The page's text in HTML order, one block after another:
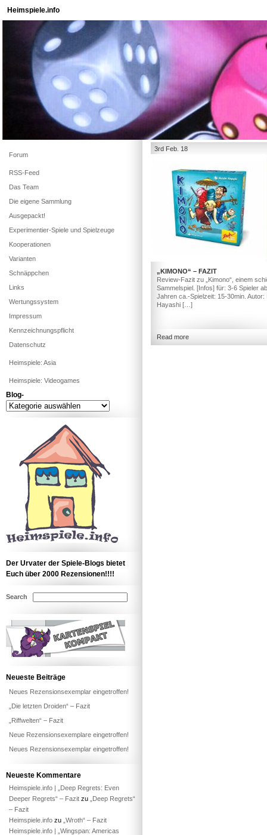
Heimspiele.info
3rd Feb. 18
„KIMONO“ – FAZIT
Review-Fazit zu „Kimono“, einem
Sammelspiel. [Infos] für: 3-6 Spieler
Jahren ca.-Spielzeit: 15-30min. Autor:
Hayashi […]
Read more
Forum
RSS-Feed
Das Team
Die eigene Sammlung
Ausgepackt!
Experimentier-Spiele und Spielzeuge
Kooperationen
Varianten
Schnäppchen
Links
Wertungssystem
Impressum
Kennzeichnungspflicht
Datenschutz
Heimspiele: Asia
Heimspiele: Videogames
Blog-
Blog-
Der Urvater der Spiele-Blogs bietet
Euch über 2000 Rezensionen!!!!
Search
Neueste Beiträge
Neues Rezensionsexemplar eingetroffen!
„Die letzten Droiden“ – Fazit
„Riffwelten“ – Fazit
Neue Rezensionsexemplare eingetroffen!
Neues Rezensionsexemplar eingetroffen!
Neueste Kommentare
Heimspiele.info | „Deep Regrets: Even
Deeper Regrets“ – Fazit zu
„Deep Regrets“
– Fazit
Heimspiele.info zu „Wroth“ – Fazit
Heimspiele.info | „Wingspan: Americas